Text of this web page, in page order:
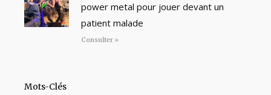
power metal pour jouer devant un
patient malade
Consulter »
Mots-Clés